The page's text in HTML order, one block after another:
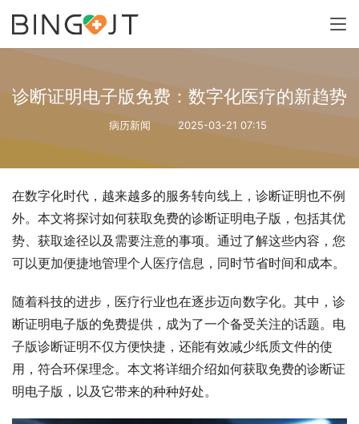
诊断证明电子版免费：数字化医疗的新趋势
病历新闻 2025-03-21 07:15
在数字化时代，越来越多的服务转向线上，诊断证明也不例
外。本文将探讨如何获取免费的诊断证明电子版，包括其优
势、获取途径以及需要注意的事项。通过了解这些内容，您
可以更加便捷地管理个人医疗信息，同时节省时间和成本。
随着科技的进步，医疗行业也在逐步迈向数字化。其中，诊
断证明电子版的免费提供，成为了一个备受关注的话题。电
子版诊断证明不仅方便快捷，还能有效减少纸质文件的使
用，符合环保理念。本文将详细介绍如何获取免费的诊断证
明电子版，以及它带来的种种好处。